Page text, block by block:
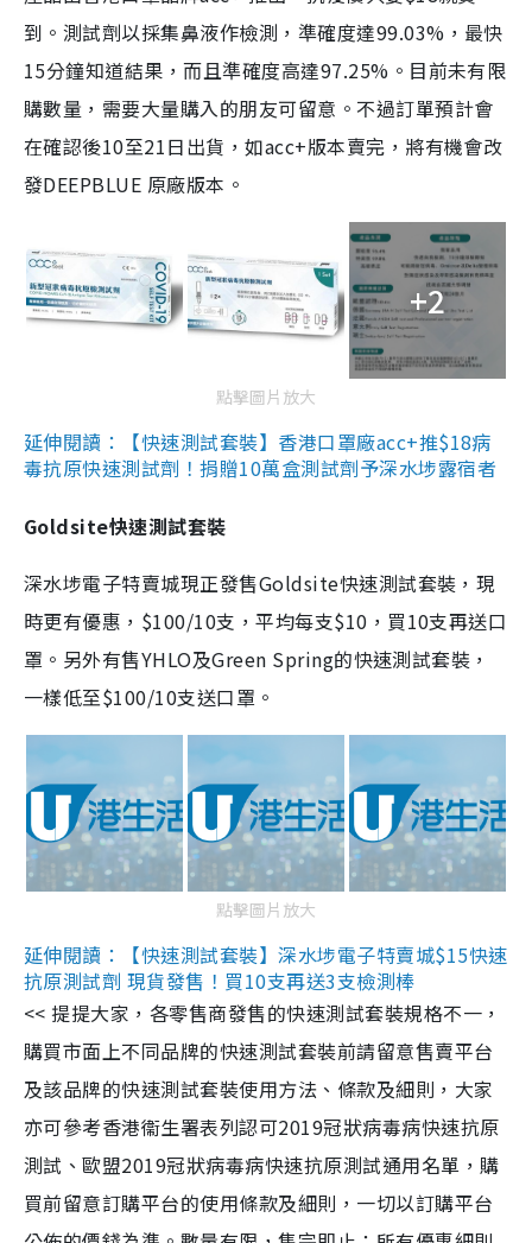
到。測試劑以採集鼻液作檢測，準確度達99.03%，最快
15分鐘知道結果，而且準確度高達97.25%。目前未有限
購數量，需要大量購入的朋友可留意。不過訂單預計會
在確認後10至21日出貨，如acc+版本賣完，將有機會改
發DEEPBLUE 原廠版本。
+2
點擊圖片放大
延伸閱讀：【快速測試套裝】香港口罩廠acc+推$18病
毒抗原快速測試劑！捐贈10萬盒測試劑予深水埗露宿者
Goldsite快速測試套裝
深水埗電子特賣城現正發售Goldsite快速測試套裝，現
時更有優惠，$100/10支，平均每支$10，買10支再送口
罩。另外有售YHLO及Green Spring的快速測試套裝，
一樣低至$100/10支送口罩。
點擊圖片放大
延伸閱讀：【快速測試套裝】深水埗電子特賣城$15快速
抗原測試劑 現貨發售！買10支再送3支檢測棒
<< 提提大家，各零售商發售的快速測試套裝規格不一，
購買市面上不同品牌的快速測試套裝前請留意售賣平台
及該品牌的快速測試套裝使用方法、條款及細則，大家
亦可參考香港衞生署表列認可2019冠狀病毒病快速抗原
測試、歐盟2019冠狀病毒病快速抗原測試通用名單，購
買前留意訂購平台的使用條款及細則，一切以訂購平台